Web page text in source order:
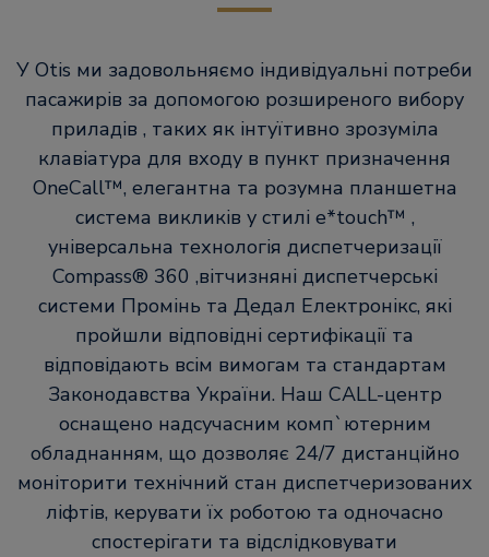
У Otis ми задовольняємо індивідуальні потреби
пасажирів за допомогою розширеного вибору
приладів , таких як інтуїтивно зрозуміла
клавіатура для входу в пункт призначення
OneCall™, елегантна та розумна планшетна
система викликів у стилі e*touch™ ,
універсальна технологія диспетчеризації
Compass® 360 ,вітчизняні диспетчерські
системи Промінь та Дедал Електронікс, які
пройшли відповідні сертифікації та
відповідають всім вимогам та стандартам
Законодавства України. Наш CALL-центр
оснащено надсучасним комп`ютерним
обладнанням, що дозволяє 24/7 дистанційно
моніторити технічний стан диспетчеризованих
ліфтів, керувати їх роботою та одночасно
спостерігати та відслідковувати